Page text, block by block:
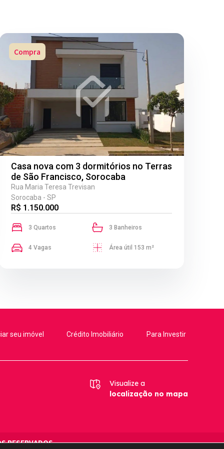
Compra
Casa nova com 3 dormitórios no Terras
de São Francisco, Sorocaba
Rua Maria Teresa Trevisan
Sorocaba - SP
R$ 1.150.000
3 Quartos 3 Banheiros
4 Vagas Área útil 153 m²
seu imóvel Crédito Imobiliário Para Investir
Visualize a
localização no mapa
RESERVADOS